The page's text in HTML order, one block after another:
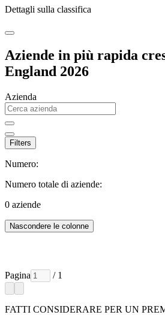
Dettagli sulla classifica
Aziende in più rapida
England 2026
Azienda
Filters
Numero:
Numero totale di aziende:
0 aziende
Nascondere le colonne
Pagina / 1
FATTI CONSIDERARE PER UN